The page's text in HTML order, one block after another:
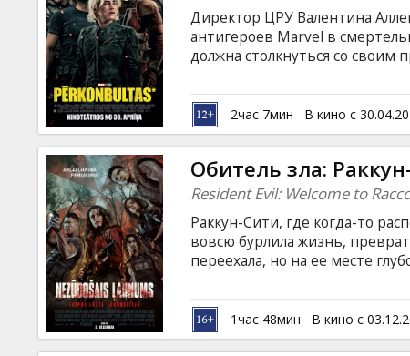
Кинозакуски
B2B
Клуб
Директор ЦРУ Валентина
антигероев Marvel в
должна столкнуться со
языках.
2час 7мин В кино с
Обитель зла:
Resident Evil: Welcome to
Раккун-Сити, где когда-то
вовсю бурлила жизнь,
переехала, но на ее месте
горстке людей — сплотиться
Фильм на английском языке с
1час 48мин В кино с